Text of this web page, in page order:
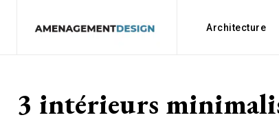
Architecture
3 intérieurs